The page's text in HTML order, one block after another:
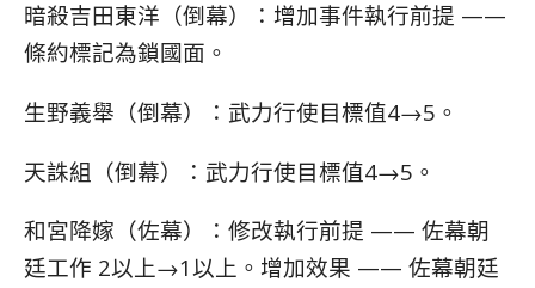
暗殺吉田東洋（倒幕）：增加事件執行前提 ——
條約標記為鎖國面。
生野義舉（倒幕）：武力行使目標值4→5。
天誅組（倒幕）：武力行使目標值4→5。
和宮降嫁（佐幕）：修改執行前提 —— 佐幕朝
廷工作 2以上→1以上。增加效果 —— 佐幕朝廷